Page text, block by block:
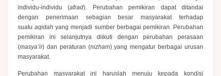
individu-individu (afrad). Perubahan pemikiran dapat ditandai
dengan penerimaan sebagian besar masyarakat terhadap
suatuaqidah yang menjadi sumber berbagai pemikiran. Perubahan
pemikiran ini selanjutnya diikuti dengan perubahan perasaan
(masya’ir) dan peraturan (nizham) yang mengatur berbagai urusan
masyarakat.
Perubahan masyarakat ini haruslah menuju kepada kondisi